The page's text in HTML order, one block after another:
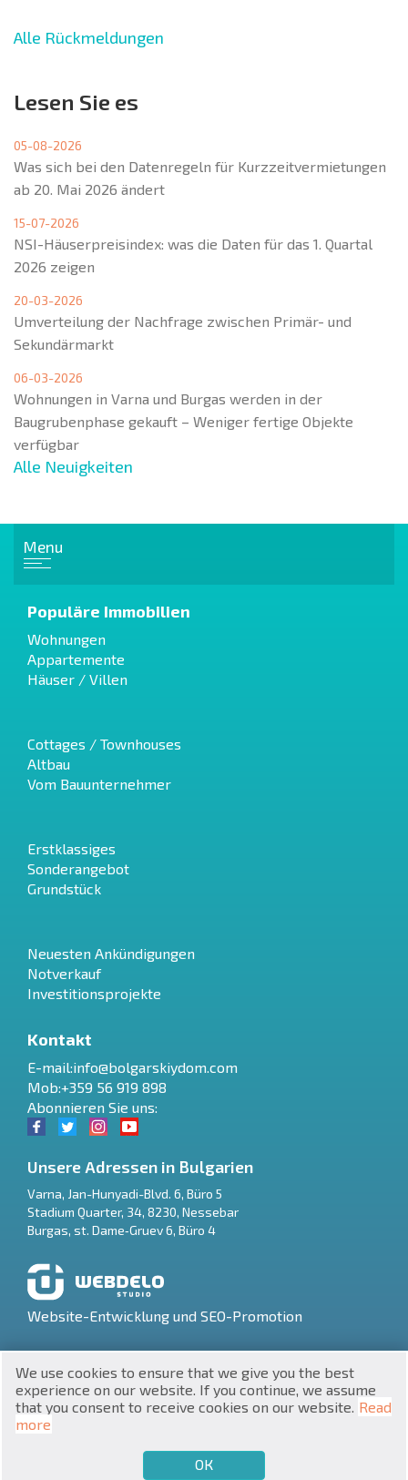
$
₴
zł BG
Alle Rückmeldungen
Lesen Sie es
05-08-2026
Was sich bei den Datenregeln für Kurzzeitvermietungen
ab 20. Mai 2026 ändert
15-07-2026
NSI-Häuserpreisindex: was die Daten für das 1. Quartal
2026 zeigen
20-03-2026
Umverteilung der Nachfrage zwischen Primär- und
Sekundärmarkt
06-03-2026
Wohnungen in Varna und Burgas werden in der
Baugrubenphase gekauft – Weniger fertige Objekte
verfügbar
Alle Neuigkeiten
Menu
Populäre Immobilien
Wohnungen
Appartemente
Häuser / Villen
Cottages / Townhouses
Altbau
Vom Bauunternehmer
Erstklassiges
Sonderangebot
Grundstück
Neuesten Ankündigungen
Notverkauf
Investitionsprojekte
Kontakt
E-mail:info@bolgarskiydom.com
Mob:+359 56 919 898
Abonnieren Sie uns:
Unsere Adressen in Bulgarien
Varna, Jan-Hunyadi-Blvd. 6, Büro 5
Stadium Quarter, 34, 8230, Nessebar
Burgas, st. Dame‑Gruev 6, Büro 4
Website-Entwicklung und SEO-Promotion
UNIC 201160903
We use cookies to ensure that we give you the best
experience on our website. If you continue, we assume
that you consent to receive cookies on our website. Read
more
ОК